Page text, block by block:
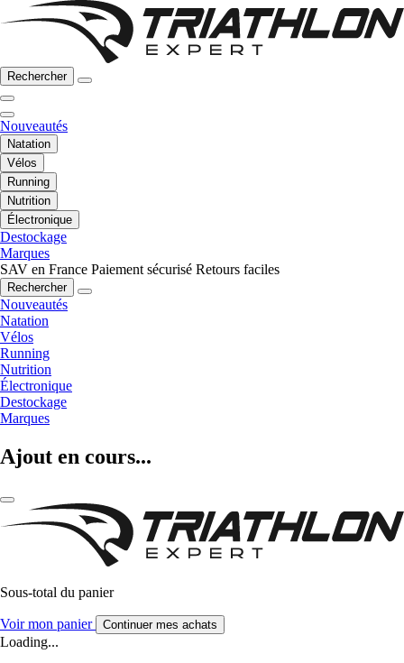
Rechercher
Nouveautés
Natation
Vélos
Running
Nutrition
Électronique
Destockage
Marques
SAV en France Paiement sécurisé Retours faciles
Rechercher
Nouveautés
Natation
Vélos
Running
Nutrition
Électronique
Destockage
Marques
Ajout en cours...
Sous-total du panier
Voir mon panier Continuer mes achats
Loading...